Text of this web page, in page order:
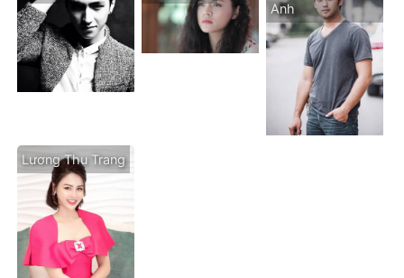
Anh
Lương Thu Trang